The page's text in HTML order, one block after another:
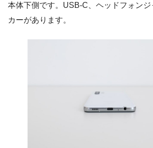
本体下側です。USB-C、ヘッドフォン
カーがあります。